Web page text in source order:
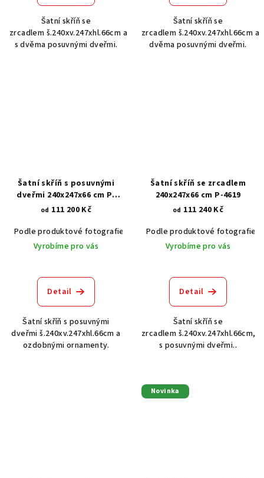
Šatní skříň se
zrcadlem š.240xv.247xhl.66cm a
s dvěma posuvnými dveřmi.
Šatní skříň se
zrcadlem š.240xv.247xhl.66cm a
dvěma posuvnými dveřmi.
Šatní skříň s posuvnými
dveřmi 240x247x66 cm P-
4135
od 111 200 Kč
Podle produktové fotografie
Bílá Bílá s patinou BT9001-A6
Vyrobíme pro vás
Detail
Šatní skříň s posuvnými
dveřmi š.240xv.247xhl.66cm a
ozdobnými ornamenty.
Šatní skříň se zrcadlem
240x247x66 cm P-4619
od 111 240 Kč
Podle produktové fotografie
Vyrobíme pro vás
Detail
Šatní skříň se
zrcadlem š.240xv.247xhl.66cm,
s posuvnými dveřmi..
Novinka